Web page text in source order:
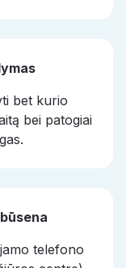
bet kurio
bei patogiai
telefono